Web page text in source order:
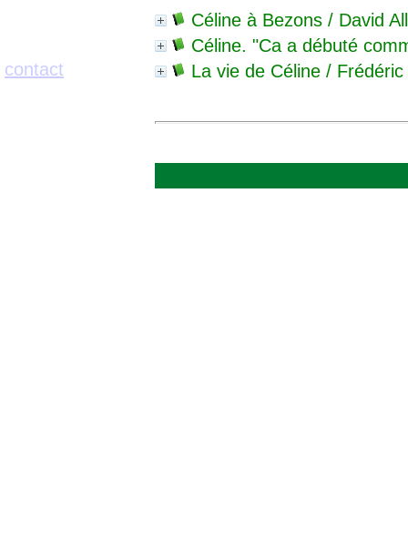
Céline à Bezons / David
Céline. "Ca a débuté
La vie de Céline /
contact